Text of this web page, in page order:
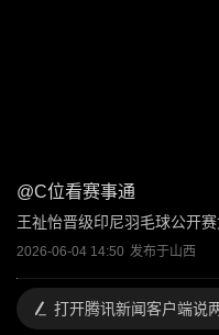
@C位看赛事通
王祉怡晋级印尼羽毛球公开
2026-06-04 14:50 发布于山西
打开腾讯新闻客户端说